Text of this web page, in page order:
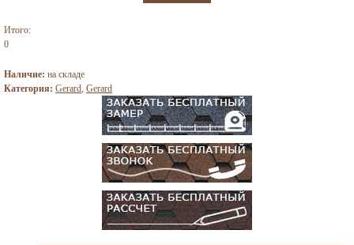
Итого:
0
Наличие: на складе
Категория: Gerard, Gerard